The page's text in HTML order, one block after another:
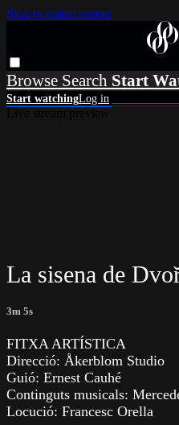
Skip to main content
Browse Search
La sisena de
3m 5s
FITXA ARTÍSTICA
Direcció: Åkerblom Studio
Guió: Ernest Cauhé
Continguts musicals:
Locució: Francesc Orella